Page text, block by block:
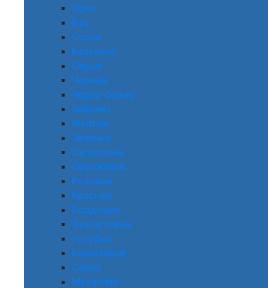
Орех
Бук
Сосна
Капучино
Серые
Черные
Черно-белые
Зебрано
Желтые
Зеленые
Салатовые
Оранжевые
Розовые
Красные
Бордовые
Фиолетовые
Голубые
Бирюзовые
Синие
Металлик